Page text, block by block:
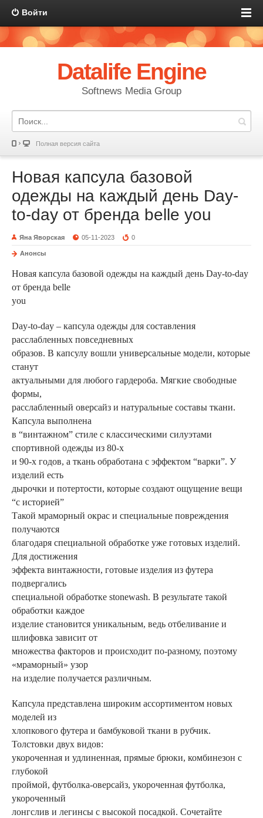
Войти
Datalife Engine
Softnews Media Group
Полная версия сайта
Новая капсула базовой
одежды на каждый день Day-
to-day от бренда belle you
Яна Яворская 05-11-2023 0
Анонсы
Новая капсула базовой одежды на каждый день Day-to-day
от бренда belle
you
Day-to-day – капсула одежды для составления
расслабленных повседневных
образов. В капсулу вошли универсальные модели, которые
станут
актуальными для любого гардероба. Мягкие свободные
формы,
расслабленный оверсайз и натуральные составы ткани.
Капсула выполнена
в “винтажном” стиле с классическими силуэтами
спортивной одежды из 80-х
и 90-х годов, а ткань обработана с эффектом “варки”. У
изделий есть
дырочки и потертости, которые создают ощущение вещи
“с историей”
Такой мраморный окрас и специальные повреждения
получаются
благодаря специальной обработке уже готовых изделий.
Для достижения
эффекта винтажности, готовые изделия из футера
подвергались
специальной обработке stonewash. В результате такой
обработки каждое
изделие становится уникальным, ведь отбеливание и
шлифовка зависит от
множества факторов и происходит по-разному, поэтому
«мраморный» узор
на изделие получается различным.
Капсула представлена широким ассортиментом новых
моделей из
хлопкового футера и бамбуковой ткани в рубчик.
Толстовки двух видов:
укороченная и удлиненная, прямые брюки, комбинезон с
глубокой
проймой, футболка-оверсайз, укороченная футболка,
укороченный
лонгслив и легинсы с высокой посадкой. Сочетайте